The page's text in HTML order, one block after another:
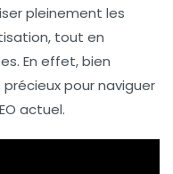
pleinement les
tout en
En effet, bien
pour naviguer
actuel.